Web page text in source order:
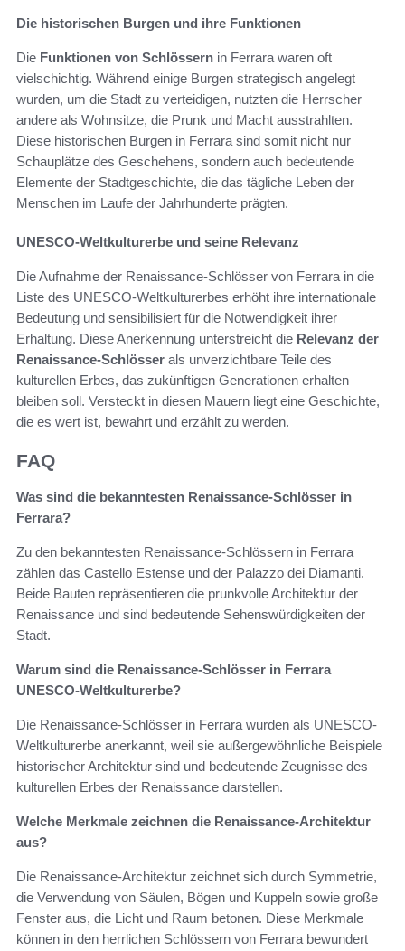
Die historischen Burgen und ihre Funktionen
Die Funktionen von Schlössern in Ferrara waren oft
vielschichtig. Während einige Burgen strategisch angelegt
wurden, um die Stadt zu verteidigen, nutzten die Herrscher
andere als Wohnsitze, die Prunk und Macht ausstrahlten.
Diese historischen Burgen in Ferrara sind somit nicht nur
Schauplätze des Geschehens, sondern auch bedeutende
Elemente der Stadtgeschichte, die das tägliche Leben der
Menschen im Laufe der Jahrhunderte prägten.
UNESCO-Weltkulturerbe und seine Relevanz
Die Aufnahme der Renaissance-Schlösser von Ferrara in die
Liste des UNESCO-Weltkulturerbes erhöht ihre internationale
Bedeutung und sensibilisiert für die Notwendigkeit ihrer
Erhaltung. Diese Anerkennung unterstreicht die Relevanz der
Renaissance-Schlösser als unverzichtbare Teile des
kulturellen Erbes, das zukünftigen Generationen erhalten
bleiben soll. Versteckt in diesen Mauern liegt eine Geschichte,
die es wert ist, bewahrt und erzählt zu werden.
FAQ
Was sind die bekanntesten Renaissance-Schlösser in
Ferrara?
Zu den bekanntesten Renaissance-Schlössern in Ferrara
zählen das Castello Estense und der Palazzo dei Diamanti.
Beide Bauten repräsentieren die prunkvolle Architektur der
Renaissance und sind bedeutende Sehenswürdigkeiten der
Stadt.
Warum sind die Renaissance-Schlösser in Ferrara
UNESCO-Weltkulturerbe?
Die Renaissance-Schlösser in Ferrara wurden als UNESCO-
Weltkulturerbe anerkannt, weil sie außergewöhnliche Beispiele
historischer Architektur sind und bedeutende Zeugnisse des
kulturellen Erbes der Renaissance darstellen.
Welche Merkmale zeichnen die Renaissance-Architektur
aus?
Die Renaissance-Architektur zeichnet sich durch Symmetrie,
die Verwendung von Säulen, Bögen und Kuppeln sowie große
Fenster aus, die Licht und Raum betonen. Diese Merkmale
können in den herrlichen Schlössern von Ferrara bewundert